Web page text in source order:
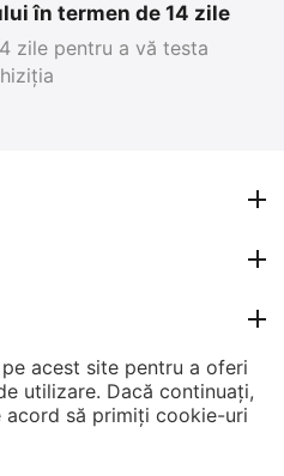
în termen de 14 zile
zile pentru a vă testa
acest site pentru a oferi
utilizare. Dacă continuați,
acord să primiți cookie-uri